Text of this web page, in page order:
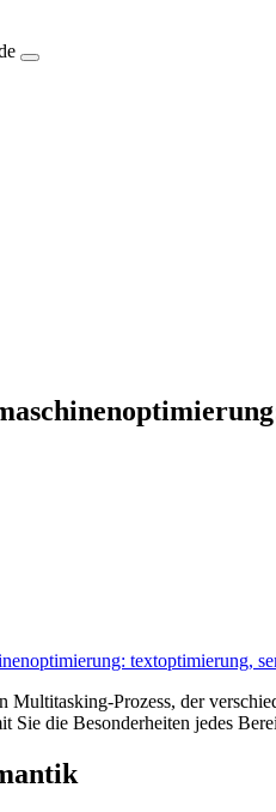
textoptimierung,
Multitasking-Prozess, der
Sie die Besonderheiten jedes